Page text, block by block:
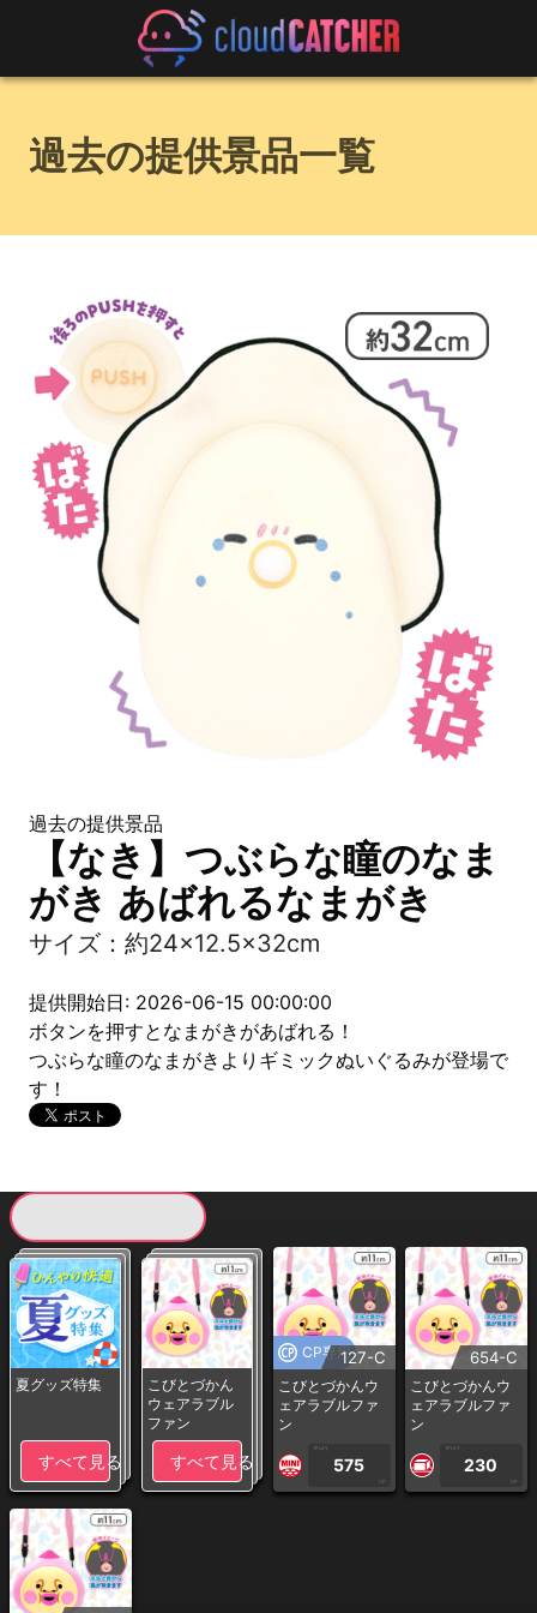
過去の提供景品一覧
過去の提供景品
【なき】つぶらな瞳のなま
がき あばれるなまがき
サイズ：約24×12.5×32cm
提供開始日: 2026-06-15 00:00:00
ボタンを押すとなまがきがあばれる！
つぶらな瞳のなまがきよりギミックぬいぐるみが登場で
す！
夏グッズ特集
すべて見る
こびとづかん
ウェアラブル
ファン
すべて見る
CP専用127-C
こびとづかんウ
ェアラブルファ
ン
1PLAY
575
CP
654-C
こびとづかんウ
ェアラブルファ
ン
1PLAY
230
CP